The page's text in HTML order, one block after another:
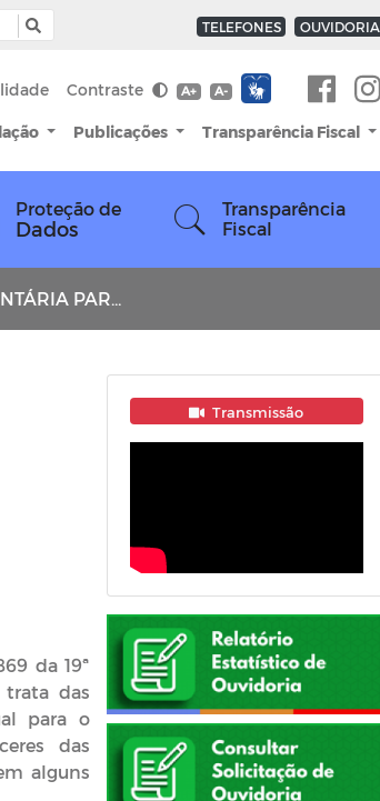
TELEFONES OUVIDORIA
Contraste A+ A-
Publicações Transparência Fiscal
Proteção de
Dados
Transparência
Fiscal
PARA 2026
da 19ª
trata das
para o
das
alguns
Transmissão